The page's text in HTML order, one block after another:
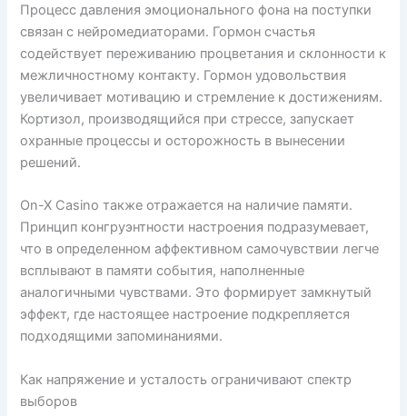
Процесс давления эмоционального фона на поступки
связан с нейромедиаторами. Гормон счастья
содействует переживанию процветания и склонности к
межличностному контакту. Гормон удовольствия
увеличивает мотивацию и стремление к достижениям.
Кортизол, производящийся при стрессе, запускает
охранные процессы и осторожность в вынесении
решений.
On-X Casino также отражается на наличие памяти.
Принцип конгруэнтности настроения подразумевает,
что в определенном аффективном самочувствии легче
всплывают в памяти события, наполненные
аналогичными чувствами. Это формирует замкнутый
эффект, где настоящее настроение подкрепляется
подходящими запоминаниями.
Как напряжение и усталость ограничивают спектр
выборов